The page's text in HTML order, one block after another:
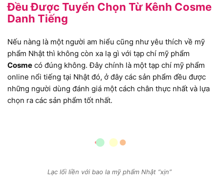
Đều Được Tuyển Chọn Từ Kênh Cosme
Danh Tiếng
Nếu nàng là một người am hiểu cũng như yêu thích về mỹ
phẩm Nhật thì không còn xa lạ gì với tạp chí mỹ phẩm
Cosme có đúng không. Đây chính là một tạp chí mỹ phẩm
online nổi tiếng tại Nhật đó, ở đây các sản phẩm đều được
những người dùng đánh giá một cách chân thực nhất và lựa
chọn ra các sản phẩm tốt nhất.
Lạc lối liền với bao la mỹ phẩm Nhật “xịn”